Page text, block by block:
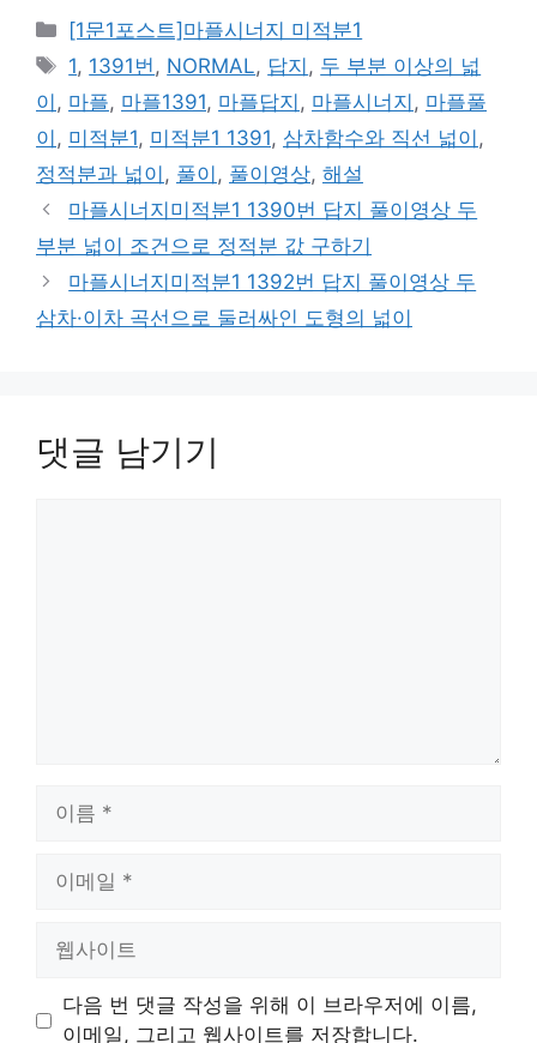
카
테
리
[1문1포스트]마플시너지 미적분1
태
그
1, 1391번, NORMAL, 답지 , 두 부분 이상의 넓
이 , 마플, 마플1391, 마플답지 , 마플시너지 , 마플풀
이 , 미적분1, 미적분1 1391, 삼차함수와 직선 넓이 ,
정적분과 넓이 , 풀이 , 풀이영상, 해설
마플시너지미적분1 1390번 답지 풀이영상 두
부분 넓이 조건으로 정적분 값 구하기
마플시너지미적분1 1392번 답지 풀이영상 두
삼차·이차 곡선으로 둘러싸인 도형의 넓이
댓글 남기기
트
다음 번 댓글 작성을 위해 이 브라우저에 이름,
이메일, 그리고 웹사이트를 저장합니다.